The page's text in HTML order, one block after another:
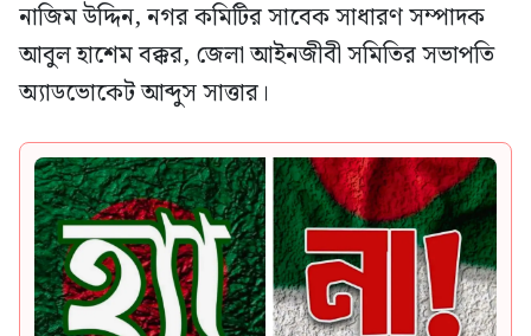
নাজিম উদ্দিন, নগর কমিটির সাবেক সাধারণ সম্পাদক
আবুল হাশেম বক্কর, জেলা আইনজীবী সমিতির সভাপতি
অ্যাডভোকেট আব্দুস সাত্তার।